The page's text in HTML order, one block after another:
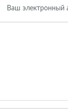
Ваш электронный